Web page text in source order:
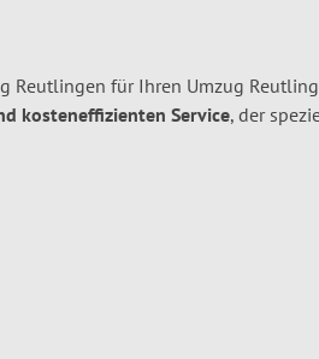
Reutlingen für Ihren Umzug
kosteneffizienten Service, der